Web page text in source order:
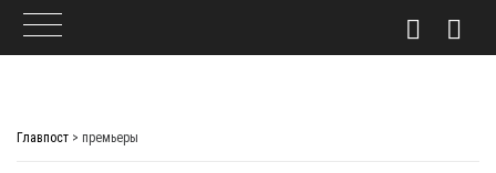
Главпост > премьеры